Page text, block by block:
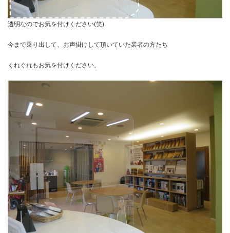
透明なのでお気を付けください(笑)
今まで乗り出して、お声掛けして頂いていた業者の方たち
くれぐれもお気を付けください。